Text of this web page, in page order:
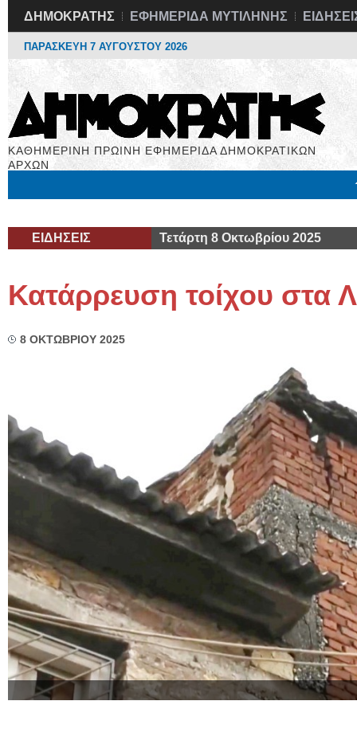
ΔΗΜΟΚΡΑΤΗΣ ΕΦΗΜΕΡΙΔΑ ΜΥΤΙΛΗΝΗΣ
ΠΑΡΑΣΚΕΥΗ 7 ΑΥΓΟΥΣΤΟΥ 2026
ΚΑΘΗΜΕΡΙΝΗ ΠΡΩΙΝΗ ΕΦΗΜΕΡΙΔΑ ΔΗΜΟΚΡΑΤΙΚΩΝ
ΑΡΧΩΝ
ΕΙΔΗΣΕΙΣ Τετάρτη 8 Οκτωβρίου 2025
Κατάρρευση τοίχου στα
8 ΟΚΤΩΒΡΙΟΥ 2025